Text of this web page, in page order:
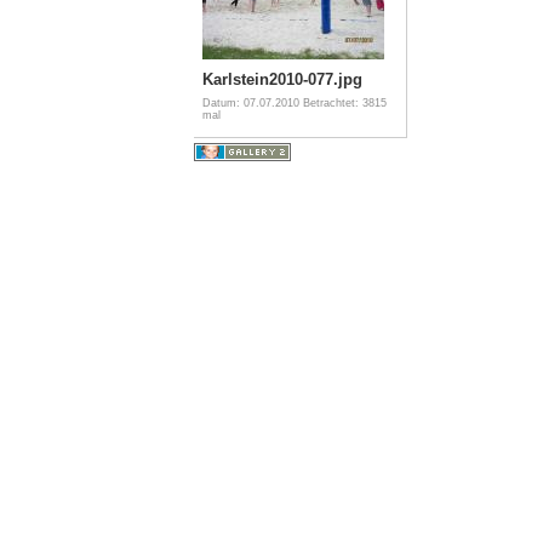
Karlstein2010-077.jpg
Datum: 07.07.2010 Betrachtet: 3815
mal